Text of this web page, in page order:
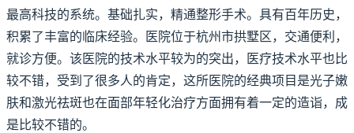
最高科技的系统。基础扎实，精通整形手术。具有百年历史，
积累了丰富的临床经验。医院位于杭州市拱墅区，交通便利，
就诊方便。该医院的技术水平较为的突出，医疗技术水平也比
较不错，受到了很多人的肯定，这所医院的经典项目是光子嫩
肤和激光祛斑也在面部年轻化治疗方面拥有着一定的造诣，成
是比较不错的。